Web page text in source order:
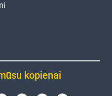
kopienai